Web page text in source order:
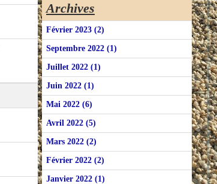
Archives
Février 2023 (2)
Septembre 2022 (1)
Juillet 2022 (1)
Juin 2022 (1)
Mai 2022 (6)
Avril 2022 (5)
Mars 2022 (2)
Février 2022 (2)
Janvier 2022 (1)